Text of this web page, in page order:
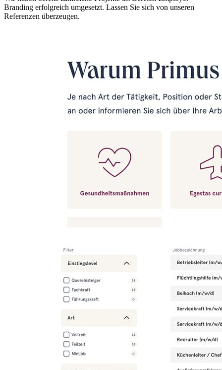
Branding erfolgreich umgesetzt. Lassen Sie sich von unseren
Referenzen überzeugen.